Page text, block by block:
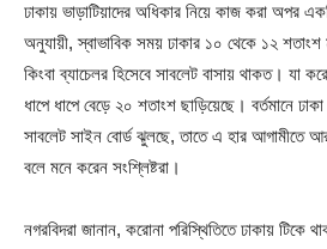
ঢাকায় ভাড়াটিয়াদের অধিকার নিয়ে কাজ করা অপর
অনুযায়ী, স্বাভাবিক সময় ঢাকার ১০ থেকে ১২ শতাংশ
কিংবা ব্যাচেলর হিসেবে সাবলেট বাসায় থাকত। যা
ধাপে ধাপে বেড়ে ২০ শতাংশ ছাড়িয়েছে। বর্তমানে
সাবলেট সাইন বোর্ড ঝুলছে, তাতে এ হার আগামীতে
বলে মনে করেন সংশ্লিষ্টরা।
নগরবিদরা জানান, করোনা পরিস্থিতিতে ঢাকায়